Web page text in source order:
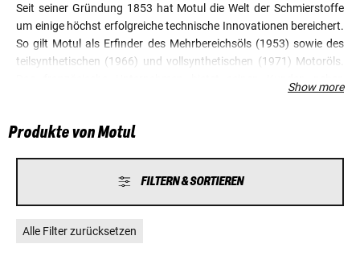
Seit seiner Gründung 1853 hat Motul die Welt der Schmierstoffe
um einige höchst erfolgreiche technische Innovationen bereichert.
So gilt Motul als Erfinder des Mehrbereichsöls (1953) sowie des
teilsynthetischen (1966) und vollsynthetischen (1971) Motoröls.
Motor-, Getriebe- und Gabelölen ein umfangreiches Wartungs- und
langjähriger Erfahrung im Rennsport ein anerkannter Partner in
Jugendförderung liegt Motul am Herzen, weshalb der
Schmierstoffhersteller die Nachwuchsfahrer der Zweirad-Klassen
außerdem offizieller Schmierstoffpartner von Kawasaki
Show more
Produkte von Motul
FILTERN & SORTIEREN
Alle Filter zurücksetzen